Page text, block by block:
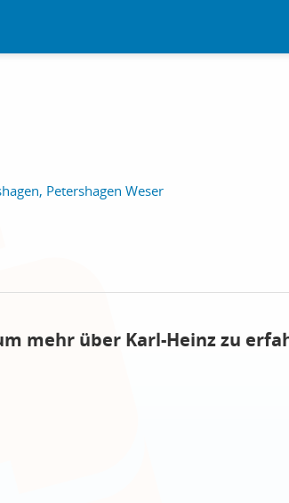
Petershagen Weser
mehr über Karl-Heinz zu